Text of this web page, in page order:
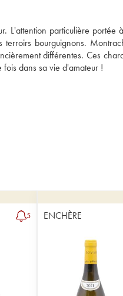
L'attention particulière
bourguignons.
différentes. Ces
dans sa vie d'amateur !
5 ENCHÈRE